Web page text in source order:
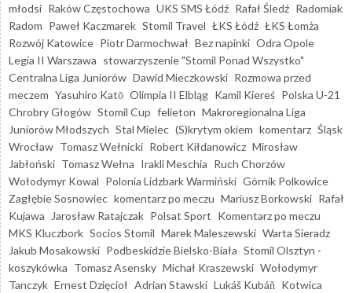
młodsi Raków Częstochowa UKS SMS Łódź Rafał Śledź Radomiak
Radom Paweł Kaczmarek Stomil Travel ŁKS Łódź ŁKS Łomża
Rozwój Katowice Piotr Darmochwał Bez napinki Odra Opole
Legia II Warszawa stowarzyszenie "Stomil Ponad Wszystko"
Centralna Liga Juniorów Dawid Mieczkowski Rozmowa przed
meczem Yasuhiro Katō Olimpia II Elbląg Kamil Kiereś Polska U-21
Chrobry Głogów Stomil Cup felieton Makroregionalna Liga
Juniorów Młodszych Stal Mielec (S)krytym okiem komentarz Śląsk
Wrocław Tomasz Wełnicki Robert Kiłdanowicz Mirosław
Jabłoński Tomasz Wełna Irakli Meschia Ruch Chorzów
Wołodymyr Kowal Polonia Lidzbark Warmiński Górnik Polkowice
Zagłębie Sosnowiec komentarz po meczu Mariusz Borkowski Rafał
Kujawa
Jarosław Ratajczak Polsat Sport Komentarz po meczu
MKS Kluczbork Socios Stomil Marek Maleszewski Warta Sieradz
Jakub Mosakowski Podbeskidzie Bielsko-Biała Stomil Olsztyn -
koszykówka Tomasz Asensky Michał Kraszewski Wołodymyr
Tanczyk Ernest Dzięcioł Adrian Stawski Lukáš Kubáň Kotwica